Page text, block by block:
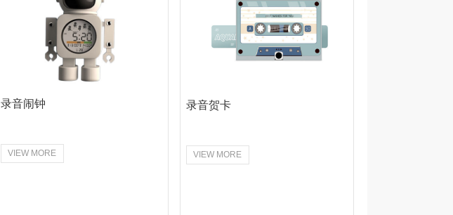
录音闹钟
VIEW MORE
录音贺卡
VIEW MORE